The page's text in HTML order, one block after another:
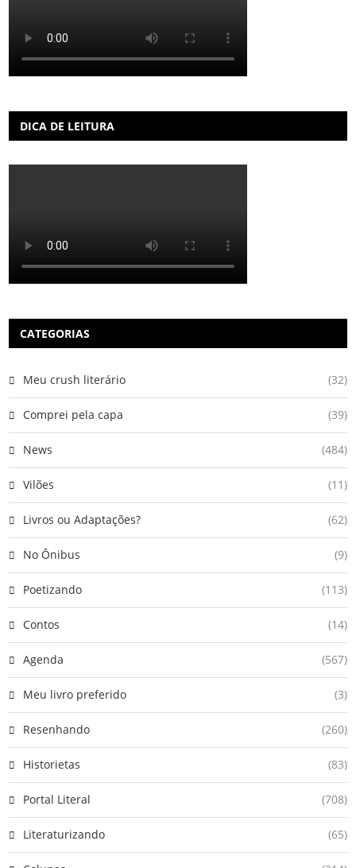
DICA DE LEITURA
CATEGORIAS
Meu crush literário (32)
Comprei pela capa (39)
News (484)
Vilões (11)
Livros ou Adaptações? (62)
No Ônibus (9)
Poetizando (113)
Contos (14)
Agenda (567)
Meu livro preferido (3)
Resenhando (260)
Historietas (83)
Portal Literal (708)
Literaturizando (65)